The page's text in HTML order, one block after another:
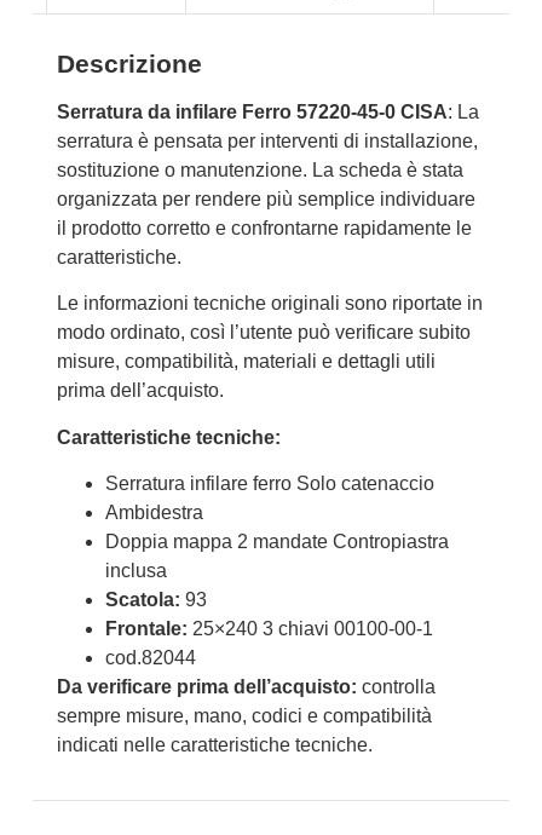
Descrizione
Serratura da infilare Ferro 57220-45-0 CISA: La
serratura è pensata per interventi di installazione,
sostituzione o manutenzione. La scheda è stata
organizzata per rendere più semplice individuare
il prodotto corretto e confrontarne rapidamente le
caratteristiche.
Le informazioni tecniche originali sono riportate in
modo ordinato, così l’utente può verificare subito
misure, compatibilità, materiali e dettagli utili
prima dell’acquisto.
Caratteristiche tecniche:
Serratura infilare ferro Solo catenaccio
Ambidestra
Doppia mappa 2 mandate Contropiastra
inclusa
Scatola: 93
Frontale: 25×240 3 chiavi 00100-00-1
cod.82044
Da verificare prima dell’acquisto: controlla
sempre misure, mano, codici e compatibilità
indicati nelle caratteristiche tecniche.